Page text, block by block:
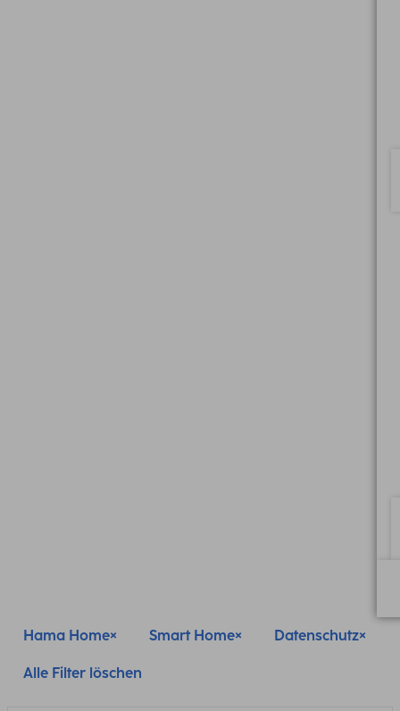
Hama Home Smart Home Datenschutz
Alle Filter löschen